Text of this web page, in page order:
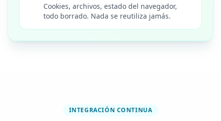
Cookies, archivos, estado del navegador,
todo borrado. Nada se reutiliza jamás.
INTEGRACIÓN CONTINUA